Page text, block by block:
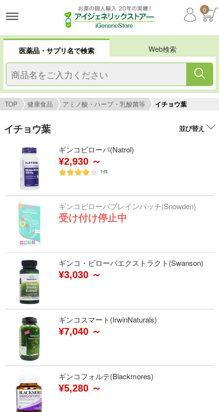
0
医薬品・サプリ名で検索 Web検索
TOP 健康食品 アミノ酸・ハーブ・乳酸菌等 イチョウ葉
イチョウ葉 並び替え
ギンコビローバ(Natrol)
¥2,930 ～
1件
ギンコビローバブレインパッチ(Snowden)
受け付け停止中
ギンコ・ビローバエクストラクト(Swanson)
¥3,030 ～
ギンコスマート(IrwinNaturals)
¥7,040 ～
ギンコフォルテ(Blackmores)
¥5,280 ～